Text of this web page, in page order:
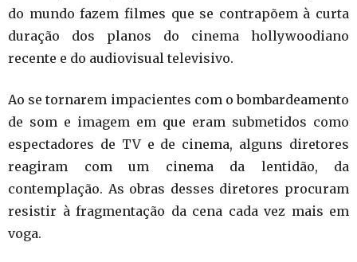
do mundo fazem filmes que se contrapõem à curta
duração dos planos do cinema hollywoodiano
recente e do audiovisual televisivo.
Ao se tornarem impacientes com o bombardeamento
de som e imagem em que eram submetidos como
espectadores de TV e de cinema, alguns diretores
reagiram com um cinema da lentidão, da
contemplação. As obras desses diretores procuram
resistir à fragmentação da cena cada vez mais em
voga.